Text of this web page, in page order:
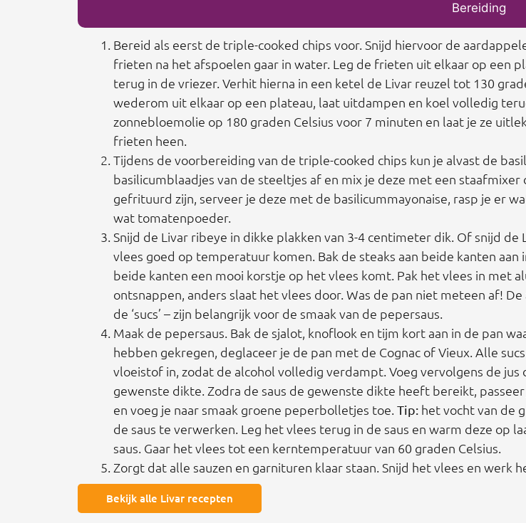
Bereiding
Bereid als eerst de triple-cooked chips voor. Snijd hiervoor de
frieten na het afspoelen gaar in water. Leg de frieten uit elkaar op een
terug in de vriezer. Verhit hierna in een ketel de Livar reuzel tot 130
wederom uit elkaar op een plateau, laat uitdampen en koel volledig
zonnebloemolie op 180 graden Celsius voor 7 minuten en laat je ze
frieten heen.
Tijdens de voorbereiding van de triple-cooked chips kun je alvast de
basilicumblaadjes van de steeltjes af en mix je deze met een
gefrituurd zijn, serveer je deze met de basilicummayonaise, rasp je er
wat tomatenpoeder.
Snijd de Livar ribeye in dikke plakken van 3-4 centimeter dik. Of snijd
vlees goed op temperatuur komen. Bak de steaks aan beide kanten
beide kanten een mooi korstje op het vlees komt. Pak het vlees in met
ontsnappen, anders slaat het vlees door. Was de pan niet meteen af!
de ‘sucs’ – zijn belangrijk voor de smaak van de pepersaus.
Maak de pepersaus. Bak de sjalot, knoflook en tijm kort aan in de pan
hebben gekregen, deglaceer je de pan met de Cognac of Vieux. Alle
vloeistof in, zodat de alcohol volledig verdampt. Voeg vervolgens de
gewenste dikte. Zodra de saus de gewenste dikte heeft bereikt,
en voeg je naar smaak groene peperbolletjes toe.Tip: het vocht van de
de saus te verwerken. Leg het vlees terug in de saus en warm deze op
saus. Gaar het vlees tot een kerntemperatuur van 60 graden Celsius.
Zorgt dat alle sauzen en garnituren klaar staan. Snijd het vlees en werk
Bekijk alle Livar recepten